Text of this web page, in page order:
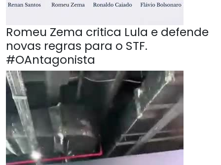
Romeu Zema critica Lula e defende
novas regras para o STF.
#OAntagonista